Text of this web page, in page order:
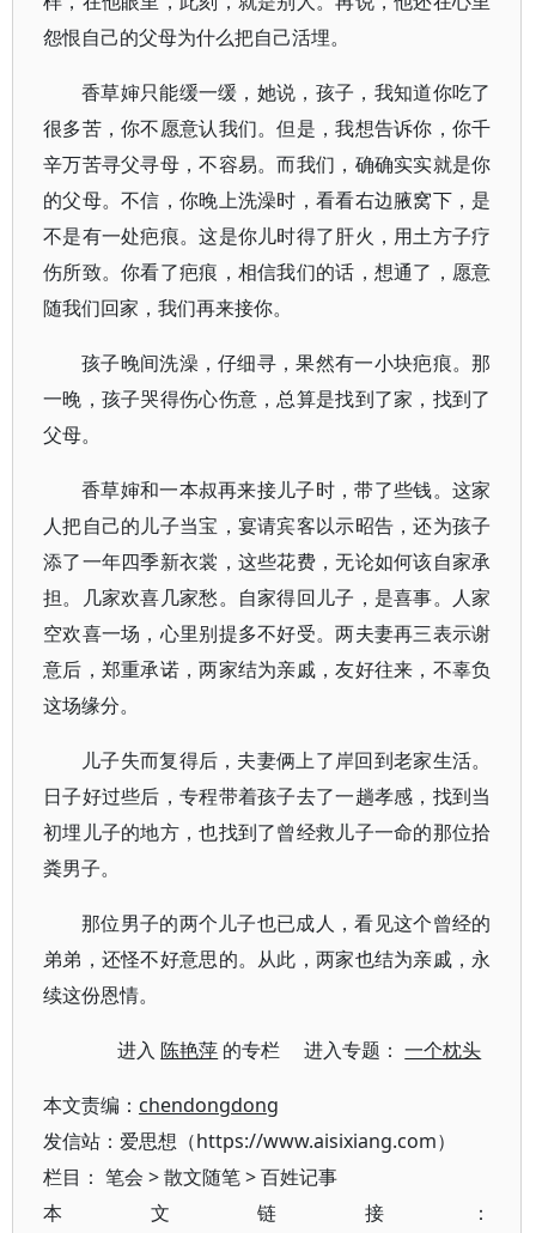
怨恨自己的父母为什么把自己活埋。
香草婶只能缓一缓，她说，孩子，我知道你吃了
很多苦，你不愿意认我们。但是，我想告诉你，你千
辛万苦寻父寻母，不容易。而我们，确确实实就是你
的父母。不信，你晚上洗澡时，看看右边腋窝下，是
不是有一处疤痕。这是你儿时得了肝火，用土方子疗
伤所致。你看了疤痕，相信我们的话，想通了，愿意
随我们回家，我们再来接你。
孩子晚间洗澡，仔细寻，果然有一小块疤痕。那
一晚，孩子哭得伤心伤意，总算是找到了家，找到了
父母。
香草婶和一本叔再来接儿子时，带了些钱。这家
人把自己的儿子当宝，宴请宾客以示昭告，还为孩子
添了一年四季新衣裳，这些花费，无论如何该自家承
担。几家欢喜几家愁。自家得回儿子，是喜事。人家
空欢喜一场，心里别提多不好受。两夫妻再三表示谢
意后，郑重承诺，两家结为亲戚，友好往来，不辜负
这场缘分。
儿子失而复得后，夫妻俩上了岸回到老家生活。
日子好过些后，专程带着孩子去了一趟孝感，找到当
初埋儿子的地方，也找到了曾经救儿子一命的那位拾
粪男子。
那位男子的两个儿子也已成人，看见这个曾经的
弟弟，还怪不好意思的。从此，两家也结为亲戚，永
续这份恩情。
进入陈艳萍 的专栏 进入专题：一个枕头
本文责编： chendongdong
发信站：爱思想（https://www.aisixiang.com）
栏目： 笔会 >散文随笔>百姓记事
本文链接：